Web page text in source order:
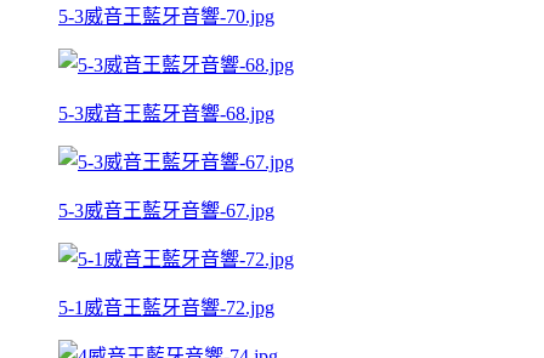
5-3威音王藍牙音響-70.jpg
5-3威音王藍牙音響-68.jpg
5-3威音王藍牙音響-67.jpg
5-1威音王藍牙音響-72.jpg